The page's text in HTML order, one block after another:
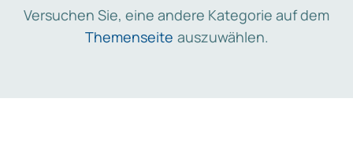
Versuchen Sie, eine andere Kategorie auf dem
Themenseite auszuwählen.